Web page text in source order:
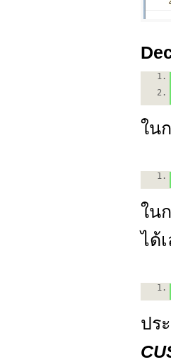
1.
2.
ใน
1.
ใน
ได้
1.
ปร